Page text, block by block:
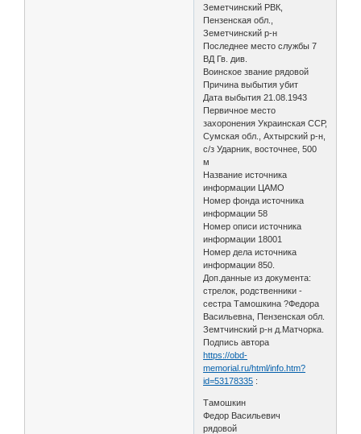
Земетчинский РВК,
Пензенская обл.,
Земетчинский р-н
Последнее место службы 7
ВД Гв. див.
Воинское звание рядовой
Причина выбытия убит
Дата выбытия 21.08.1943
Первичное место
захоронения Украинская ССР,
Сумская обл., Ахтырский р-н,
с/з Ударник, восточнее, 500
м
Название источника
информации ЦАМО
Номер фонда источника
информации 58
Номер описи источника
информации 18001
Номер дела источника
информации 850.
Доп.данные из документа:
стрелок, родственники -
сестра Тамошкина ?Федора
Васильевна, Пензенская обл.
Земтчинский р-н д.Матчорка.
Подпись автора
https://obd-
memorial.ru/html/info.htm?
id=53178335 :
Тамошкин
Федор Васильевич
рядовой